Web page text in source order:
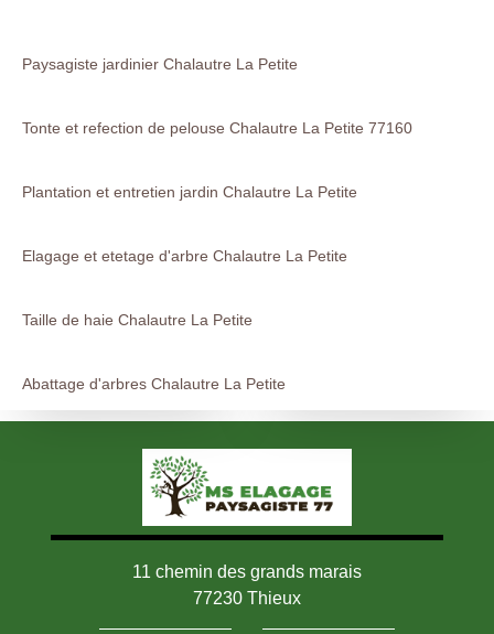
Paysagiste jardinier Chalautre La Petite
Tonte et refection de pelouse Chalautre La Petite 77160
Plantation et entretien jardin Chalautre La Petite
Elagage et etetage d'arbre Chalautre La Petite
Taille de haie Chalautre La Petite
Abattage d'arbres Chalautre La Petite
11 chemin des grands marais
77230 Thieux